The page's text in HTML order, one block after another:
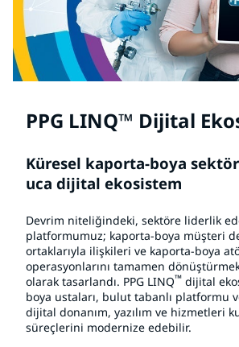
PPG LINQ™ Dijital
Küresel kaporta-boya
uca dijital ekosistem
Devrim niteliğindeki, sektöre liderlik
platformumuz; kaporta-boya müşteri
ortaklarıyla ilişkileri ve kaporta-boya
operasyonlarını tamamen
olarak tasarlandı. PPG LINQ™ dijital
boya ustaları, bulut tabanlı platformu
dijital donanım, yazılım ve hizmetleri
süreçlerini modernize edebilir.